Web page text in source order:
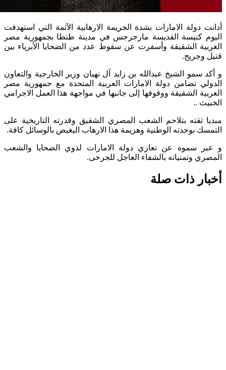
أدانت دولة الامارات بشدة الجريمة الارهابية الآثمة التي استهدفت
اليوم كنيسة القديسة مارجرجس في مدينة طنطا بجمهورية مصر
العربية الشقيقة وأسفرت عن سقوط عدد من الضحايا الأبرياء بين
قتيل وجريح.
و أكد سمو الشيخ عبدالله بن زايد آل نهيان وزير الخارجية والتعاون
الدولي تضامن دولة الامارات العربية المتحدة مع جمهورية مصر
العربية الشقيقة ووقوفها إلى جانبها في مواجهة هذا العمل الاجرامي
الخبيث ..
مبديا ثقته بتلاحم الشعب المصري الشقيق وقدرته التاريخية على
التمسك بوحدته الوطنية وهزيمة هذا الارهاب البغيض بالوسائل كافة.
و عبر سموه عن تعازي دولة الامارات لذوي الضحايا والشعب
المصري وتمنياته بالشفاء العاجل للجرحى.
أخبار ذات صلة